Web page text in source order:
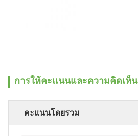
การให้คะแนนและความคิดเห็น
คะแนนโดยรวม